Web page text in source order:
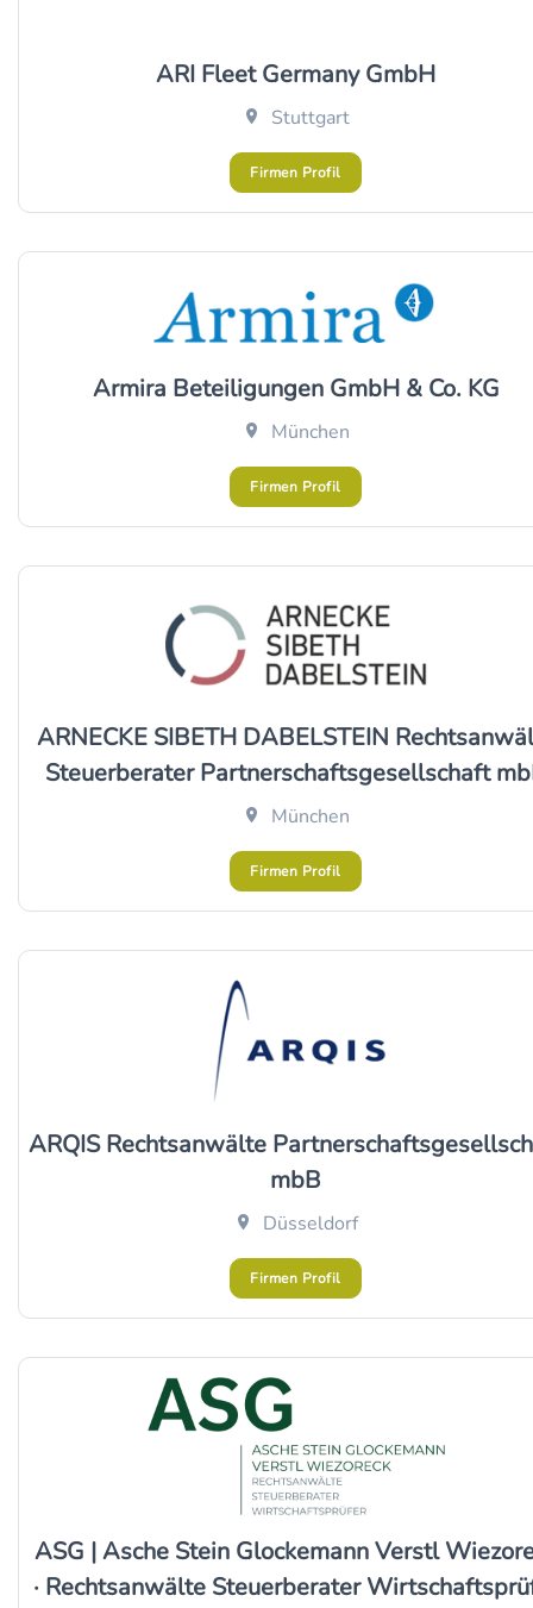
ARI Fleet Germany GmbH
Stuttgart
Firmen Profil
Armira Beteiligungen GmbH & Co. KG
München
Firmen Profil
ARNECKE SIBETH DABELSTEIN
Steuerberater Partnerschaftsgesellschaft
München
Firmen Profil
ARQIS Rechtsanwälte
mbB
Düsseldorf
Firmen Profil
ASG | Asche Stein Glockemann Verstl
· Rechtsanwälte Steuerberater